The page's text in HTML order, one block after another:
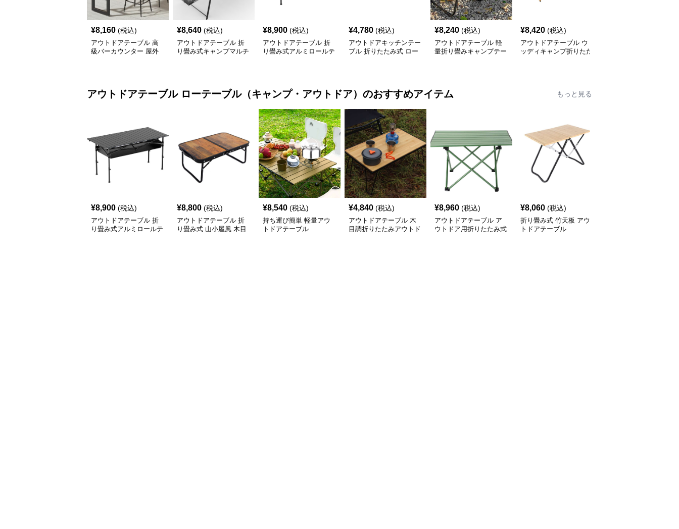
¥8,160 (税込)
アウトドアテーブル 高
級バーカウンター 屋外
¥8,640 (税込)
アウトドアテーブル 折
り畳み式キャンプマルチ
¥8,900 (税込)
アウトドアテーブル 折
り畳み式アルミロールテ
¥4,780 (税込)
アウトドアキッチンテー
ブル 折りたたみ式 ロー
¥8,240 (税込)
アウトドアテーブル 軽
量折り畳みキャンプテー
¥8,420 (税込)
アウトドアテーブル ウ
ッディキャンプ折りたた
アウトドアテーブル ローテーブル（キャンプ・アウトドア） のおすすめアイテム もっと見る
¥8,900 (税込)
アウトドアテーブル 折
り畳み式アルミロールテ
¥8,800 (税込)
アウトドアテーブル 折
り畳み式 山小屋風 木目
¥8,540 (税込)
持ち運び簡単 軽量アウ
トドアテーブル
¥4,840 (税込)
アウトドアテーブル 木
目調折りたたみアウトド
¥8,960 (税込)
アウトドアテーブル ア
ウトドア用折りたたみ式
¥8,060 (税込)
折り畳み式 竹天板 アウ
トドアテーブル